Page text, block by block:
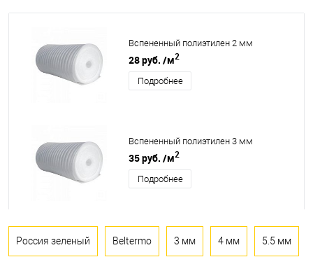
Вспененный полиэтилен 2 мм
28 руб. /м2
Подробнее
Вспененный полиэтилен 3 мм
35 руб. /м2
Подробнее
Россия зеленый Beltermo 3 мм 4 мм 5.5 мм